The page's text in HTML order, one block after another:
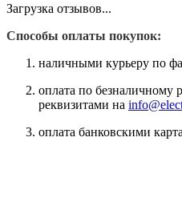
Загрузка отзывов...
Способы оплаты покупок:
наличными курьеру по
оплата по безналичному
реквизитами на
оплата банковскими